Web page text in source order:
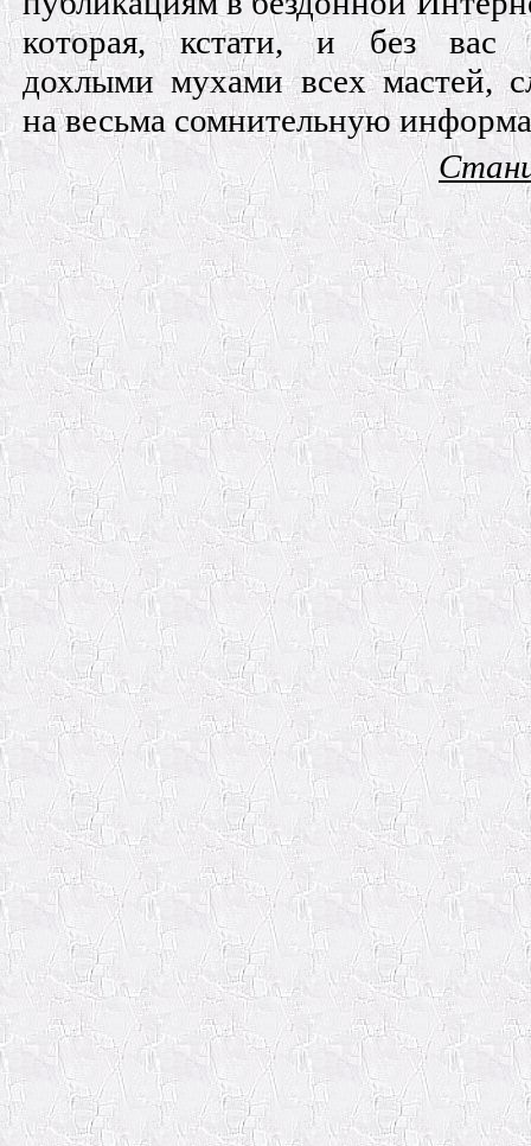
которая, кстати, и без вас
дохлыми мухами всех мастей,
на весьма сомнительную